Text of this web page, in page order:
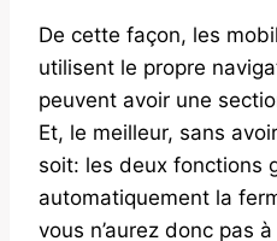
De cette façon, les
utilisent le propre
peuvent avoir une
Et, le meilleur, sans
soit: les deux fonctions
automatiquement la
vous n’aurez donc pas